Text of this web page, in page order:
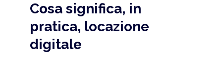
Cosa significa, in
pratica, locazione
digitale